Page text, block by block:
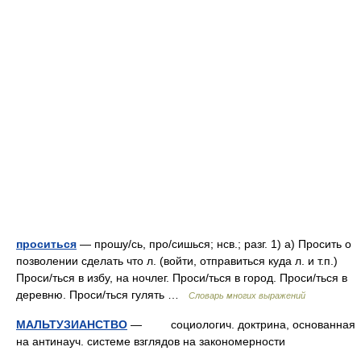
проситься — прошу/сь, про/сишься; нсв.; разг. 1) а) Просить о
позволении сделать что л. (войти, отправиться куда л. и т.п.)
Проси/ться в избу, на ночлег. Проси/ться в город. Проси/ться в
деревню. Проси/ться гулять …
Словарь многих выражений
МАЛЬТУЗИАНСТВО — социологич. доктрина, основанная
на антинауч. системе взглядов на закономерности